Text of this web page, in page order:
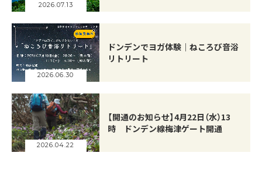
2026.07.13
2026.06.30
ドンデンでヨガ体験｜ねころび音浴
リトリート
2026.04.22
【開通のお知らせ】4月22日（水）13
時 ドンデン線梅津ゲート開通